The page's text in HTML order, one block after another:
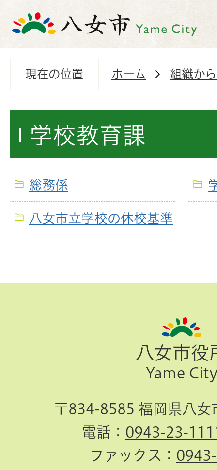
現在の位置 ホーム 組織か
学校教育課
総務係
八女市立学校の休校基準
八女市役
Yame City
〒834-8585 福岡県八女
電話： 0943-23-
ファックス：